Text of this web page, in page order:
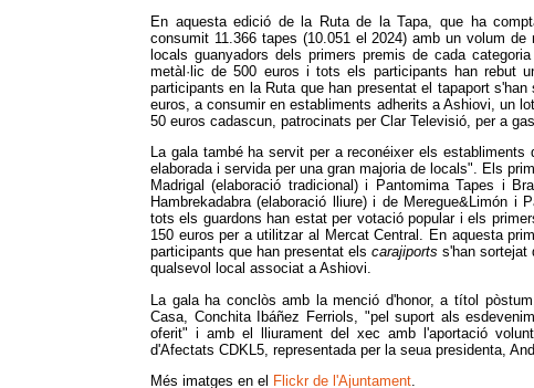
En aquesta edició de la Ruta de la Tapa, que ha
consumit 11.366 tapes (10.051 el 2024) amb un volum
locals guanyadors dels primers premis de cada
metàl·lic de 500 euros i tots els participants han rebut
participants en la Ruta que han presentat el tapaport
euros, a consumir en establiments adherits a Ashiovi, un
50 euros cadascun, patrocinats per Clar Televisió, per a
La gala també ha servit per a reconéixer els
elaborada i servida per una gran majoria de locals". Els
Madrigal (elaboració tradicional) i Pantomima Tapes i
Hambrekadabra (elaboració lliure) i de Meregue&Limón i
tots els guardons han estat per votació popular i els
150 euros per a utilitzar al Mercat Central. En aquesta
participants que han presentat elscarajiportss'han sortejat
qualsevol local associat a Ashiovi.
La gala ha conclòs amb la menció d'honor, a títol
Casa, Conchita Ibáñez Ferriols, "pel suport als
oferit" i amb el lliurament del xec amb l'aportació
d'Afectats CDKL5, representada per la seua presidenta,
Més imatges en el Flickr de l'Ajuntament